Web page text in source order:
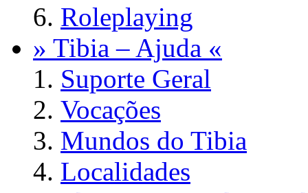
Roleplaying
» Tibia – Ajuda «
Suporte Geral
Vocações
Mundos do Tibia
Localidades